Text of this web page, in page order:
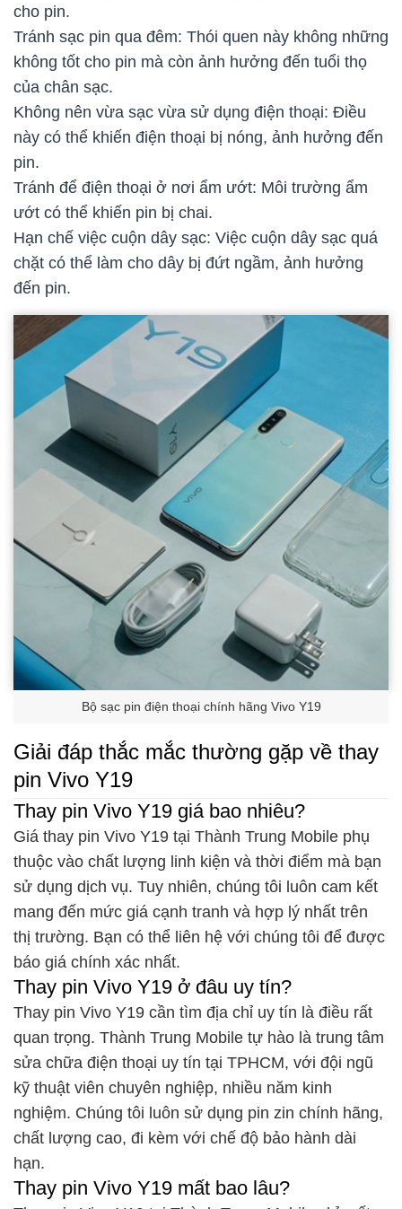
cho pin.
Tránh sạc pin qua đêm: Thói quen này không những
không tốt cho pin mà còn ảnh hưởng đến tuổi thọ
của chân sạc.
Không nên vừa sạc vừa sử dụng điện thoại: Điều
này có thể khiến điện thoại bị nóng, ảnh hưởng đến
pin.
Tránh để điện thoại ở nơi ẩm ướt: Môi trường ẩm
ướt có thể khiến pin bị chai.
Hạn chế việc cuộn dây sạc: Việc cuộn dây sạc quá
chặt có thể làm cho dây bị đứt ngầm, ảnh hưởng
đến pin.
Bộ sạc pin điện thoại chính hãng Vivo Y19
Giải đáp thắc mắc thường gặp về thay
pin Vivo Y19
Thay pin Vivo Y19 giá bao nhiêu?
Giá thay pin Vivo Y19 tại Thành Trung Mobile phụ
thuộc vào chất lượng linh kiện và thời điểm mà bạn
sử dụng dịch vụ. Tuy nhiên, chúng tôi luôn cam kết
mang đến mức giá cạnh tranh và hợp lý nhất trên
thị trường. Bạn có thể liên hệ với chúng tôi để được
báo giá chính xác nhất.
Thay pin Vivo Y19 ở đâu uy tín?
Thay pin Vivo Y19 cần tìm địa chỉ uy tín là điều rất
quan trọng. Thành Trung Mobile tự hào là trung tâm
sửa chữa điện thoại uy tín tại TPHCM, với đội ngũ
kỹ thuật viên chuyên nghiệp, nhiều năm kinh
nghiệm. Chúng tôi luôn sử dụng pin zin chính hãng,
chất lượng cao, đi kèm với chế độ bảo hành dài
hạn.
Thay pin Vivo Y19 mất bao lâu?